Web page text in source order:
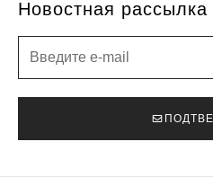
Новостная рассылка